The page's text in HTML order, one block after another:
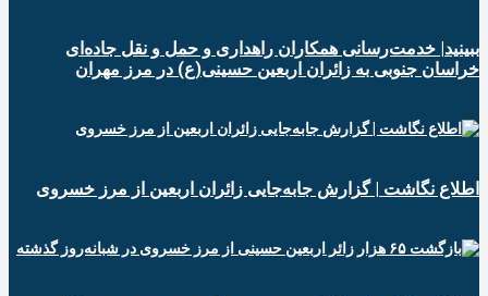
ببینید| خدمت‌رسانی همکاران راهداری و حمل و نقل جاده‌ای
خراسان جنوبی به زائران اربعین حسینی(ع) در مرز مهران
️اطلاع نگاشت | گزارش جابه‌جایی زائران اربعین از مرز خسروی